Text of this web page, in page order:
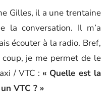
Gilles, il a une trentaine
la conversation. Il m’a
écouter à la radio. Bref,
je me permet de le
/ VTC : « Quelle est la
VTC ? »